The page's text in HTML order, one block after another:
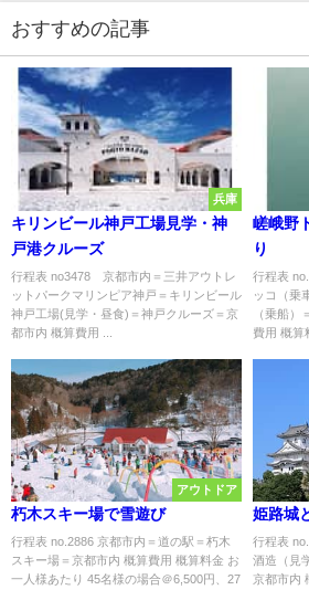
おすすめの記事
兵庫
キリンビール神戸工場見学・神
戸港クルーズ
行程表 no3478 京都市内＝三井アウトレ
ットパークマリンピア神戸＝キリンビール
神戸工場(見学・昼食)＝神戸クルーズ＝京
都市内 概算費用 ...
嵯峨野
り
行程表
ッコ（乗
（乗船）
費用 概算
アウトドア
朽木スキー場で雪遊び
行程表 no.2886 京都市内＝道の駅＝朽木
スキー場＝京都市内 概算費用 概算料金 お
一人様あたり 45名様の場合＠6,500円、27
姫路城
行程表
酒造（見
京都市内